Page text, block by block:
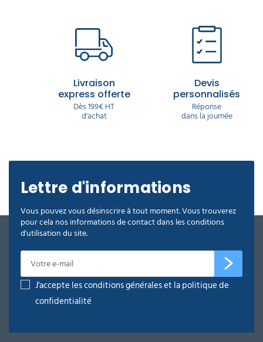
valorisant l’image de votre établissement. Avec
Delcourt, équipez vos chambres avec du matériel
durable, fonctionnel et conçu pour une expérience
client haut de gamme.
Livraison
express offerte
Dès 199€ HT
d'achat
Devis
personnalisés
Réponse
dans la journée
Lettre d'informations
Vous pouvez vous désinscrire à tout moment. Vous trouverez
pour cela nos informations de contact dans les conditions
d'utilisation du site.
J'accepte les conditions générales et la politique de
confidentialité